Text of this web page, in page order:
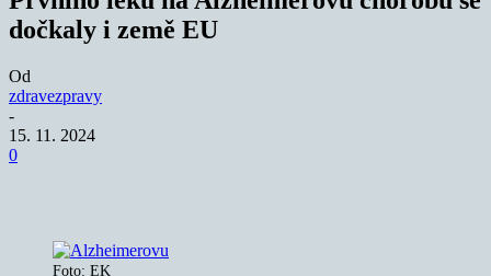
dočkaly i země EU
Od
zdravezpravy
-
15. 11. 2024
0
Foto: EK